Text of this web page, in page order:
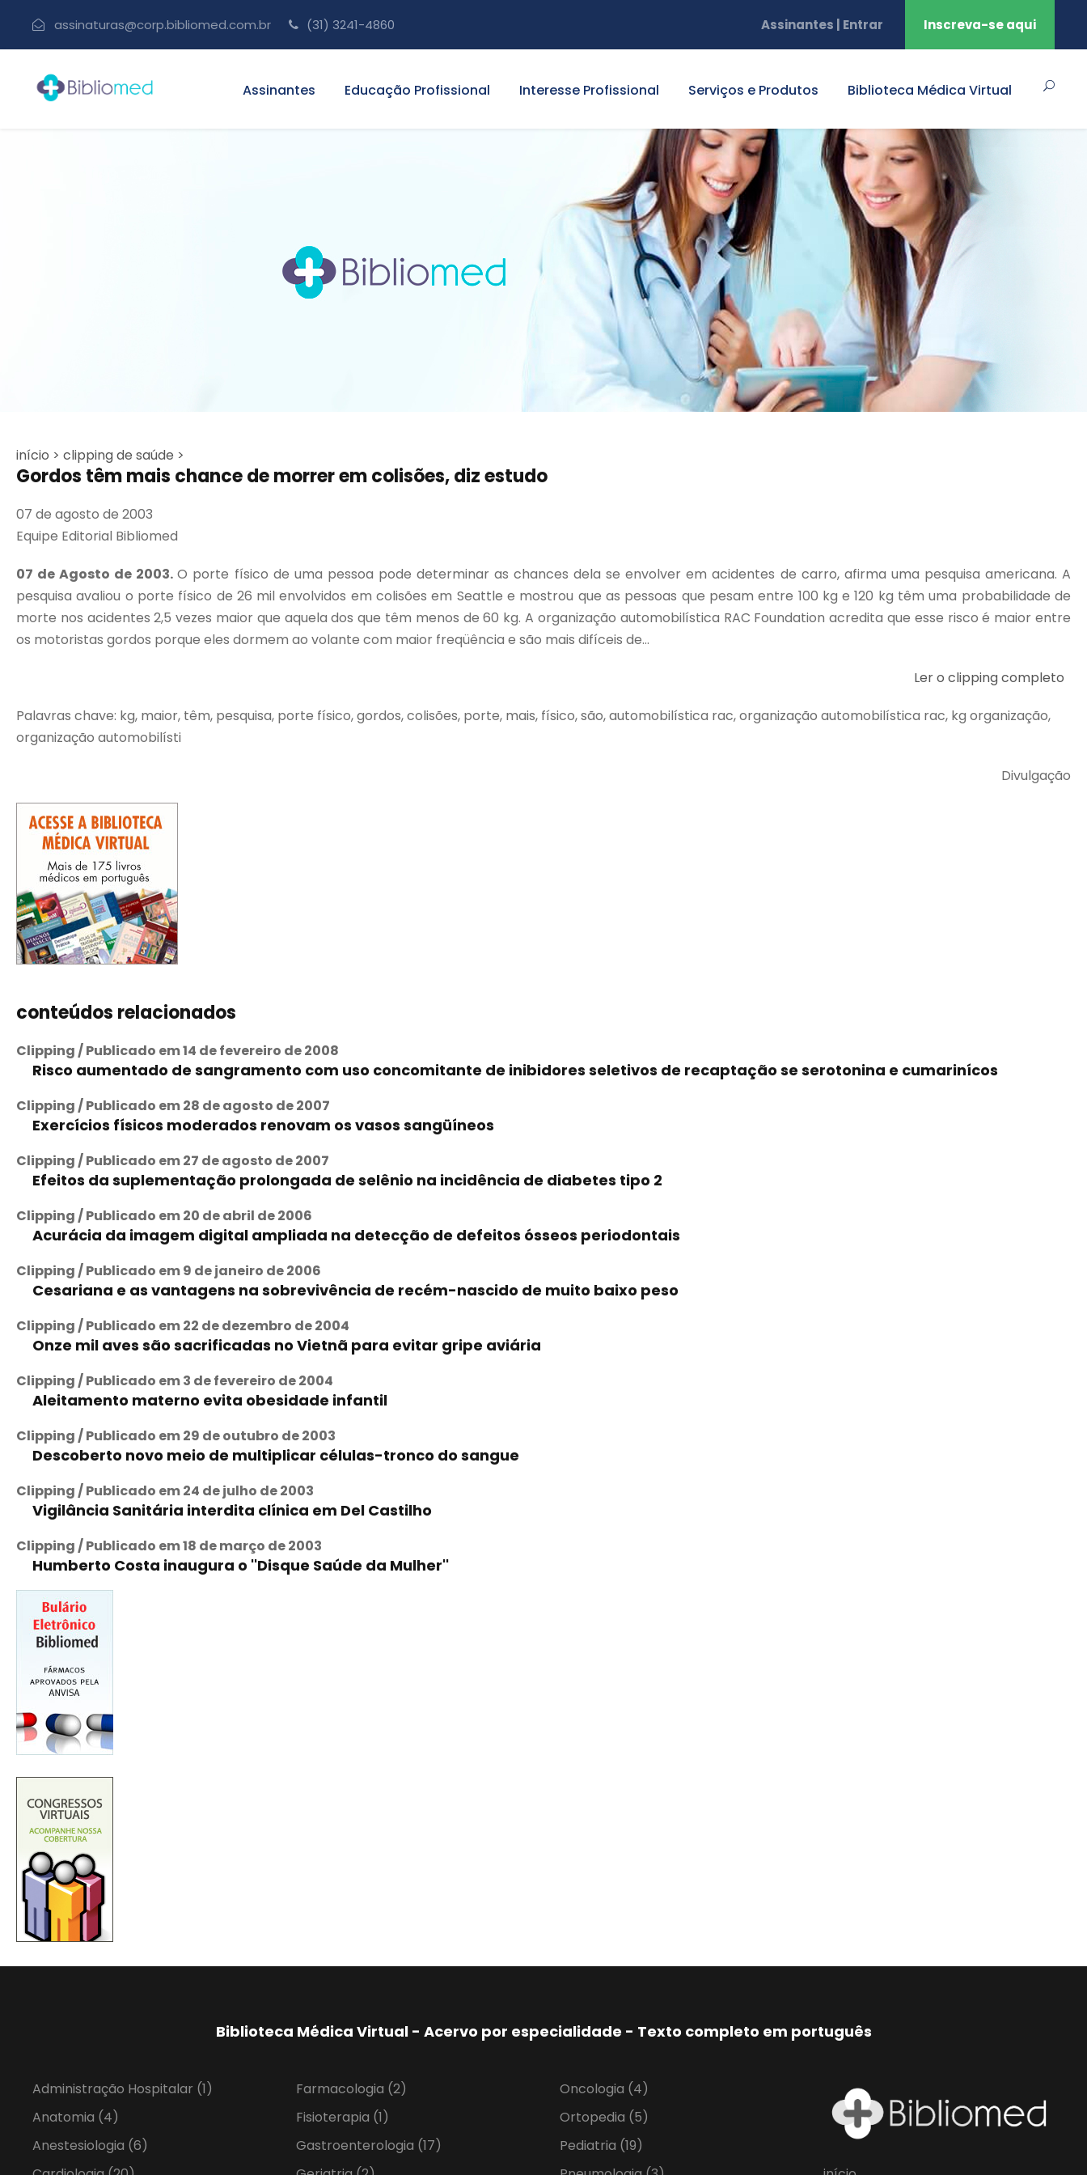
assinaturas@corp.bibliomed.com.br (31) 3241-4860 Assinantes | Entrar Inscreva-se aqui
Assinantes Educação Profissional Interesse Profissional Serviços e Produtos Biblioteca Médica Virtual
início > clipping de saúde >
Gordos têm mais chance de morrer em colisões, diz estudo
07 de agosto de 2003
Equipe Editorial Bibliomed
07 de Agosto de 2003.O porte físico de uma pessoa pode determinar as chances dela se envolver em acidentes de carro, afirma uma pesquisa americana. A
pesquisa avaliou o porte físico de 26 mil envolvidos em colisões em Seattle e mostrou que as pessoas que pesam entre 100 kg e 120 kg têm uma probabilidade de
morte nos acidentes 2,5 vezes maior que aquela dos que têm menos de 60 kg. A organização automobilística RAC Foundation acredita que esse risco é maior entre
os motoristas gordos porque eles dormem ao volante com maior freqüência e são mais difíceis de...
Ler o clipping completo
Palavras chave: kg, maior, têm, pesquisa, porte físico, gordos, colisões, porte, mais, físico, são, automobilística rac, organização automobilística rac, kg organização,
organização automobilísti
Divulgação
conteúdos relacionados
Clipping / Publicado em 14 de fevereiro de 2008
Risco aumentado de sangramento com uso concomitante de inibidores seletivos de recaptação se serotonina e cumarinícos
Clipping / Publicado em 28 de agosto de 2007
Exercícios físicos moderados renovam os vasos sangüíneos
Clipping / Publicado em 27 de agosto de 2007
Efeitos da suplementação prolongada de selênio na incidência de diabetes tipo 2
Clipping / Publicado em 20 de abril de 2006
Acurácia da imagem digital ampliada na detecção de defeitos ósseos periodontais
Clipping / Publicado em 9 de janeiro de 2006
Cesariana e as vantagens na sobrevivência de recém-nascido de muito baixo peso
Clipping / Publicado em 22 de dezembro de 2004
Onze mil aves são sacrificadas no Vietnã para evitar gripe aviária
Clipping / Publicado em 3 de fevereiro de 2004
Aleitamento materno evita obesidade infantil
Clipping / Publicado em 29 de outubro de 2003
Descoberto novo meio de multiplicar células-tronco do sangue
Clipping / Publicado em 24 de julho de 2003
Vigilância Sanitária interdita clínica em Del Castilho
Clipping / Publicado em 18 de março de 2003
Humberto Costa inaugura o ''Disque Saúde da Mulher''
Biblioteca Médica Virtual - Acervo por especialidade - Texto completo em português
Administração Hospitalar (1)
Anatomia (4)
Anestesiologia (6)
Farmacologia (2)
Fisioterapia (1)
Gastroenterologia (17)
Oncologia (4)
Ortopedia (5)
Pediatria (19)